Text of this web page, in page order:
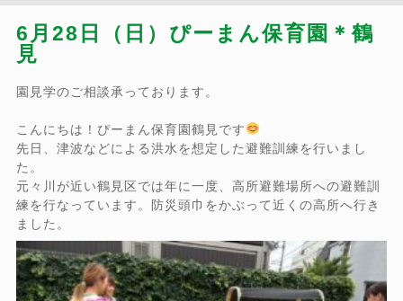
6月28日（日）ぴーまん保育園＊鶴
見
園見学のご相談承っております。
こんにちは！ぴーまん保育園鶴見です
先日、津波などによる洪水を想定した避難訓練を行いまし
た。
元々川が近い鶴見区では年に一度、高所避難場所への避難訓
練を行なっています。防災頭巾をかぶって近くの高所へ行き
ました。